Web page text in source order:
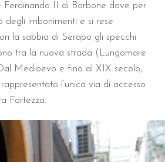
Ferdinando II di Borbone dove per
degli imbonimenti e si rese
la sabbia di Serapo gli specchi
tra la nuova strada (Lungomare
Medioevo e fino al XIX secolo,
l’unica via di accesso
Fortezza.